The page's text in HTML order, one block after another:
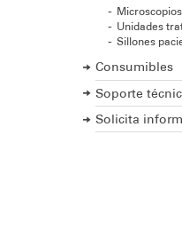
Microscopios
Unidades
Sillones
Consumibles
Soporte
Solicita